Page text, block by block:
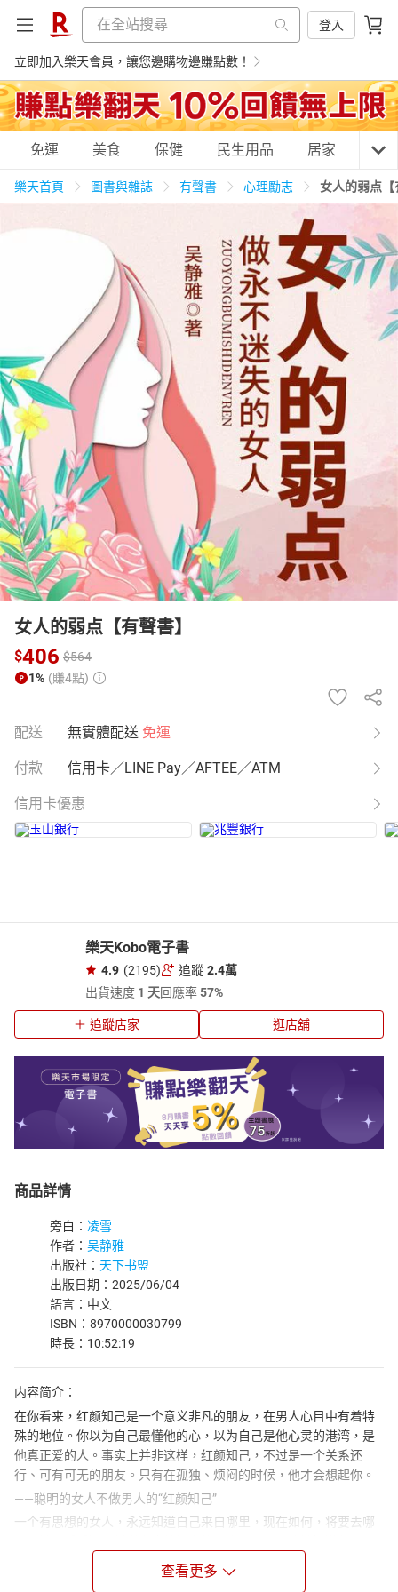
登入
立即加入樂天會員，讓您邊購物邊賺點數！
購物網分類
天天免運 養生保健 民生用品
3C家電 運動休閒 親子玩具
女裝 男裝 化妝保養 情趣用品
日本購物 電子/紙本書
免運 美食 保健 民生用品 居家 3C
樂天首頁 圖書與雜誌 有聲書 心理勵志 女人的弱点【
女人的弱点【有聲書】
$406 $564
1% (賺4點)
配送 無實體配送 免運
付款 信用卡／LINE Pay／AFTEE／ATM
信用卡優惠
樂天Kobo電子書
4.9 (2195) 追蹤 2.4萬
出貨速度 1 天回應率57%
追蹤店家 逛店舖
商品詳情
旁白： 凌雪
作者： 吴静雅
出版社： 天下书盟
出版日期：2025/06/04
語言：中文
ISBN：8970000030799
時長：10:52:19
内容简介：
在你看来，红颜知己是一个意义非凡的朋友，在男人心目中有着特
殊的地位。你以为自己最懂他的心，以为自己是他心灵的港湾，是
他真正爱的人。事实上并非这样，红颜知己，不过是一个关系还
行、可有可无的朋友。只有在孤独、烦闷的时候，他才会想起你。
——聪明的女人不做男人的“红颜知己”
一个有思想的女人，永远知道自己来自哪里，现在如何，将要去哪
我应当做什么？我可以希望什么？而没有思想的女人还在糊里糊涂
地生活，她们看不清自己，也无法正确地对待别人，所以活得混
查看更多